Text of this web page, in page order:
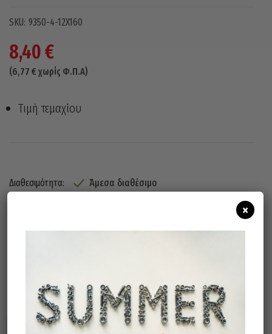
9350-4-12X160
8,40€
(6,77 € χωρίς Φ.Π.Α)
Τιμή τεμαχίου
Διαθεσιμότητα: Άμεσα διαθέσιμο
Μπορεί επίσης να σας αρέσει…
×